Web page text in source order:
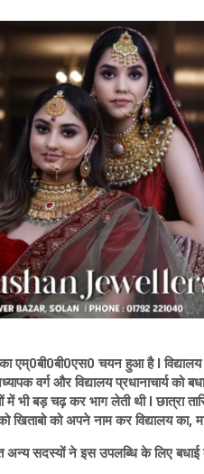
एम्0बी0बी0एस0 चयन हुआ है I
वर्ग और विद्यालय प्रधानाचार्य को
भी बड़ चढ़ कर भाग लेती थी I छात्रा
को अपने नाम कर विद्यालय का,
सदस्यों ने इस उपलब्धि के लिए बधाई